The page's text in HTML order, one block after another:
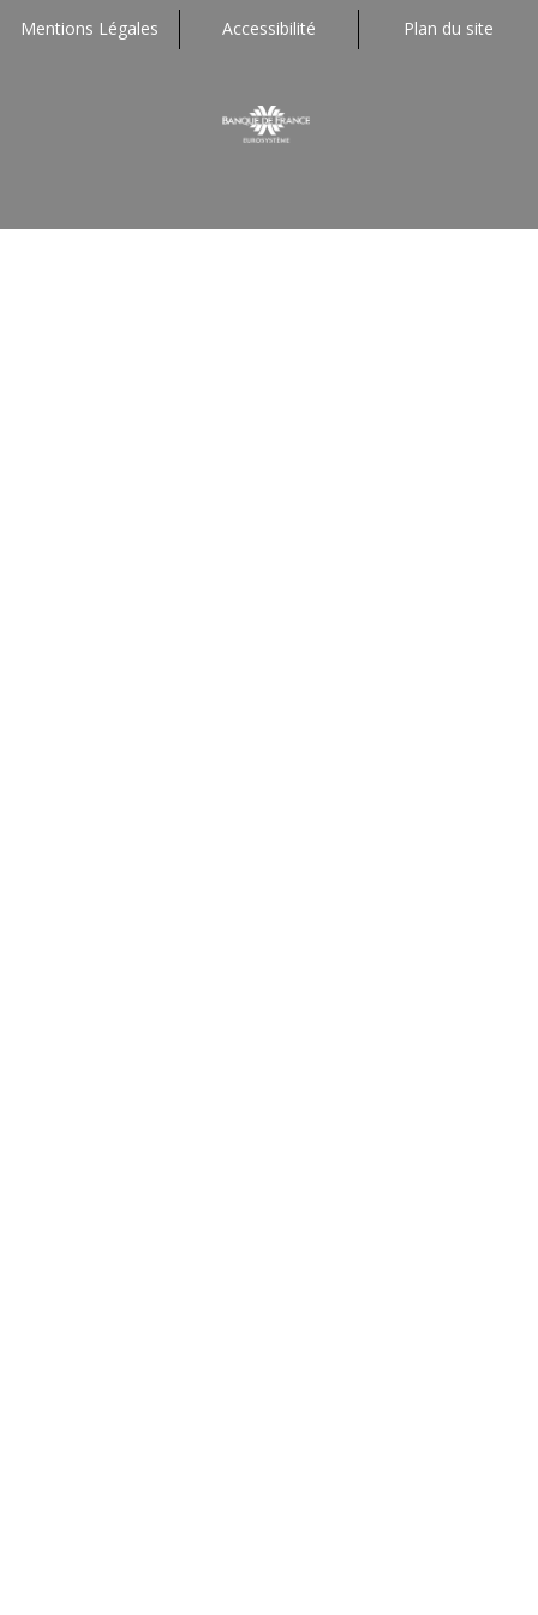
Mentions Légales Accessibilité Plan du site